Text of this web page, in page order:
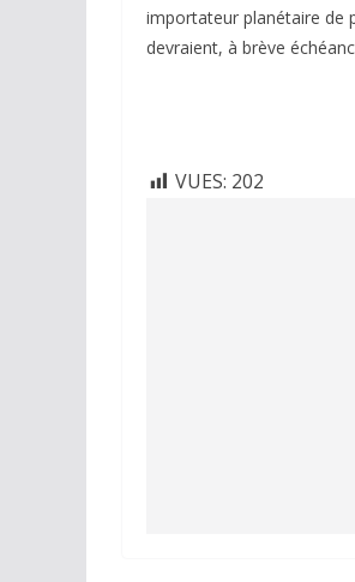
importateur planétaire de
devraient, à brève
VUES: 202